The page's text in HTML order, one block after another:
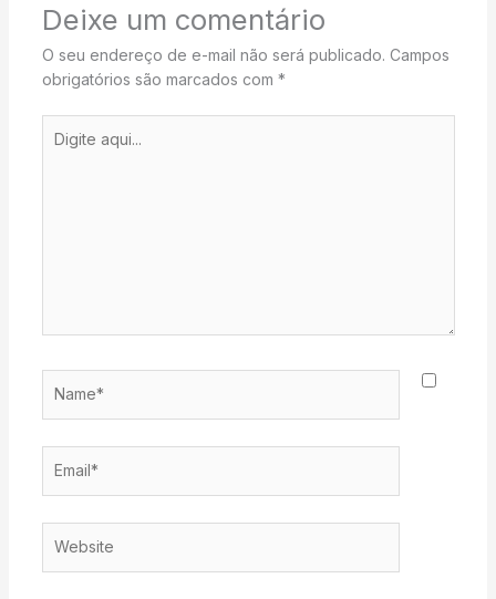
Deixe um comentário
O seu endereço de e-mail não será publicado. Campos
obrigatórios são marcados com *
aqui...